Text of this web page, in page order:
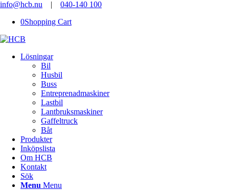
info@hcb.nu | 040-140 100
0Shopping Cart
Lösningar
Bil
Husbil
Buss
Entreprenadmaskiner
Lastbil
Lantbruksmaskiner
Gaffeltruck
Båt
Produkter
Inköpslista
Om HCB
Kontakt
Sök
Menu Menu